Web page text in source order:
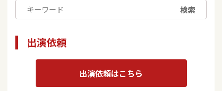
検索
出演依頼
出演依頼はこちら